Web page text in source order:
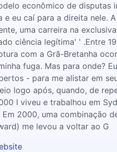
econômico de disputas
e eu caí para a direita nele.
uma carreira na
ciência legítima' ' .Entre
com a Grã-Bretanha
fuga. Mas para onde?
- para me alistar em
logo após, quando, de
I viveu e trabalhou em
Em 2000, uma combinação
me levou a voltar ao G